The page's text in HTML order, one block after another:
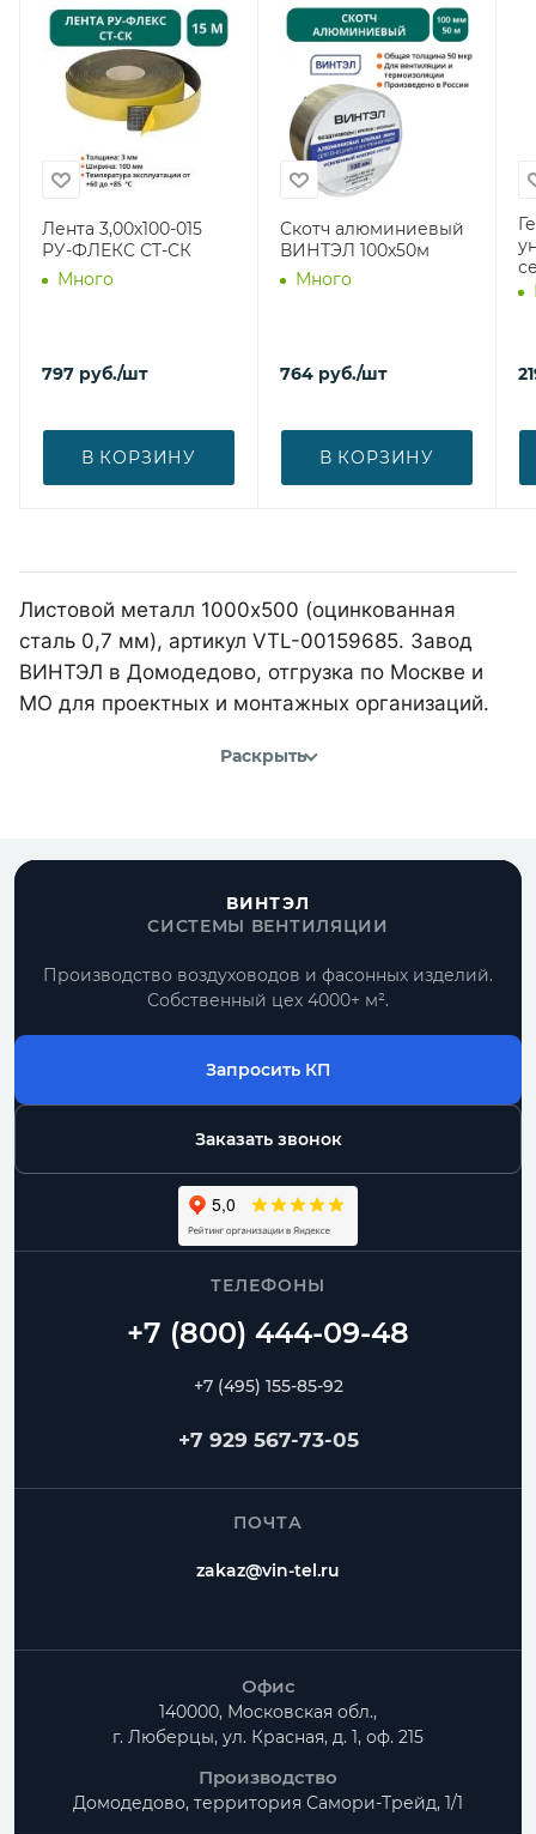
Лента 3,00х100-015
РУ-ФЛЕКС СТ-СК
Много
797 руб./шт
В КОРЗИНУ
Скотч алюминиевый
ВИНТЭЛ 100х50м
Много
764 руб./шт
В КОРЗИНУ
Листовой металл 1000х500 (оцинкованная
сталь 0,7 мм), артикул VTL-00159685. Завод
ВИНТЭЛ в Домодедово, отгрузка по Москве и
МО для проектных и монтажных организаций.
Раскрыть
ВИНТЭЛ
СИСТЕМЫ ВЕНТИЛЯЦИИ
Производство воздуховодов и фасонных изделий.
Собственный цех 4000+ м².
Запросить КП
Заказать звонок
ТЕЛЕФОНЫ
+7 (495) 155-85-92
+7 929 567-73-05
ПОЧТА
zakaz@vin-tel.ru
Офис
140000, Московская обл.,
г. Люберцы, ул. Красная, д. 1, оф. 215
Производство
Домодедово, территория Самори-Трейд, 1/1